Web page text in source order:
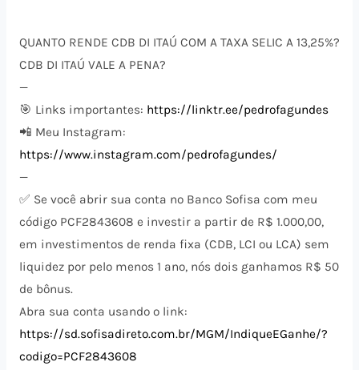
QUANTO RENDE CDB DI ITAÚ COM A TAXA SELIC A 13,25%?
CDB DI ITAÚ VALE A PENA?
—
🎯 Links importantes: https://linktr.ee/pedrofagundes
📲 Meu Instagram:
https://www.instagram.com/pedrofagundes/
—
✅ Se você abrir sua conta no Banco Sofisa com meu
código PCF2843608 e investir a partir de R$ 1.000,00,
em investimentos de renda fixa (CDB, LCI ou LCA) sem
liquidez por pelo menos 1 ano, nós dois ganhamos R$ 50
de bônus.
Abra sua conta usando o link:
https://sd.sofisadireto.com.br/MGM/IndiqueEGanhe/?
codigo=PCF2843608